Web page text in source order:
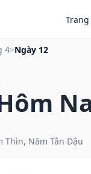
4>Ngày 12
Thìn, Năm Tân Dậu